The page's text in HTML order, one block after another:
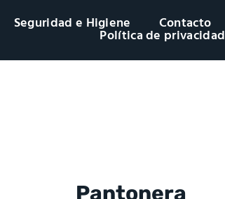
Seguridad e Higiene Contacto
Política de privacidad
Pantonera